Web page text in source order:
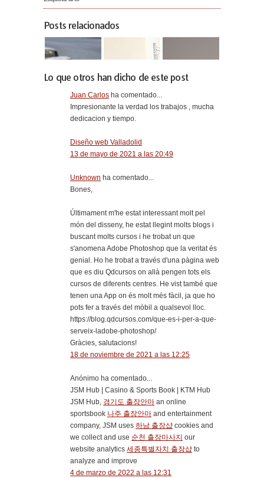
Posts relacionados
Lo que otros han dicho de este post
Juan Carlos ha comentado...
Impresionante la verdad los trabajos , mucha
dedicacion y tiempo.
Diseño web Valladolid
13 de mayo de 2021 a las 20:49
Unknown ha comentado...
Bones,
Últimament m'he estat interessant molt pel
món del disseny, he estat llegint molts blogs i
buscant molts cursos i he trobat un que
s'anomena Adobe Photoshop que la veritat és
genial. Ho he trobat a través d'una pàgina web
que es diu Qdcursos on allà pengen tots els
cursos de diferents centres. He vist també que
tenen una App on és molt més fàcil, ja que ho
pots fer a través del mòbil a qualsevol lloc.
https://blog.qdcursos.com/que-es-i-per-a-que-
serveix-ladobe-photoshop/
Gràcies, salutacions!
18 de noviembre de 2021 a las 12:25
Anónimo ha comentado...
JSM Hub | Casino & Sports Book | KTM Hub
JSM Hub, 경기도 출장안마 an online
sportsbook 나주 출장안마 and entertainment
company, JSM uses 하남 출장샵 cookies and
we collect and use 순천 출장마사지 our
website analytics 세종특별자치 출장샵 to
analyze and improve
4 de marzo de 2022 a las 12:31